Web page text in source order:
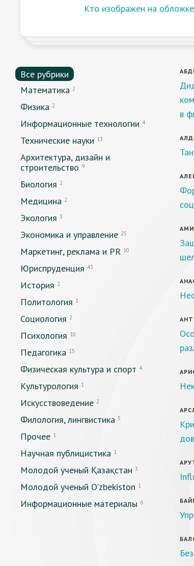
Кто изображен на
Все рубрики
Математика 2
Физика 2
Информационные технологии 4
Технические науки 13
Архитектура, дизайн и
строительство 9
Биология 2
Медицина 2
Экология 3
Экономика и управление 25
Маркетинг, реклама и PR 10
Юриспруденция 43
История 2
Политология 1
Социология 2
Психология 10
Педагогика 15
Физическая культура и спорт 4
Культурология 1
Искусствоведение 2
Филология, лингвистика 5
Прочее 1
Научная публицистика 1
Молодой ученый Қазақстан 3
Молодой ученый O'zbekiston 1
Информационные материалы 6
в